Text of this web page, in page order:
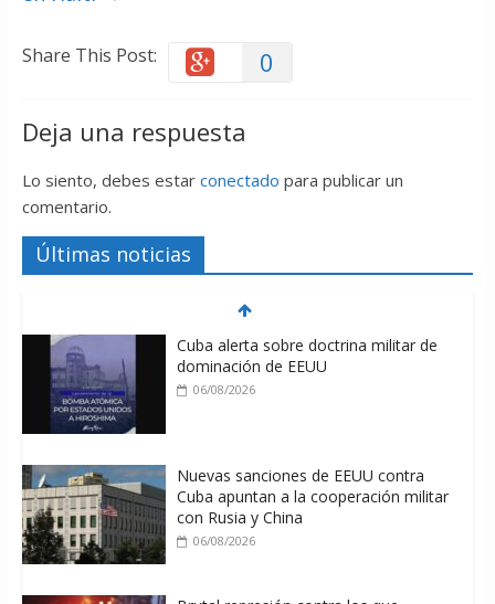
Share This Post: 0
Deja una respuesta
Lo siento, debes estar conectado para publicar un
comentario.
Últimas noticias
Cuba alerta sobre doctrina militar de
dominación de EEUU
06/08/2026
Nuevas sanciones de EEUU contra
Cuba apuntan a la cooperación militar
con Rusia y China
06/08/2026